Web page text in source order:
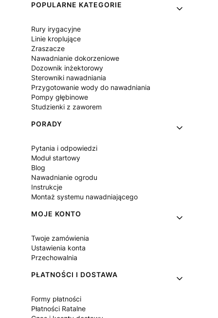
POPULARNE KATEGORIE
Rury irygacyjne
Linie kroplujące
Zraszacze
Nawadnianie dokorzeniowe
Dozownik inżektorowy
Sterowniki nawadniania
Przygotowanie wody do nawadniania
Pompy głębinowe
Studzienki z zaworem
PORADY
Pytania i odpowiedzi
Moduł startowy
Blog
Nawadnianie ogrodu
Instrukcje
Montaż systemu nawadniającego
MOJE KONTO
Twoje zamówienia
Ustawienia konta
Przechowalnia
PŁATNOŚCI I DOSTAWA
Formy płatności
Płatności Ratalne